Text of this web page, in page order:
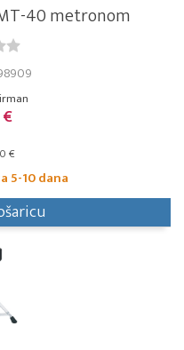
40 metronom
€
5-10 dana